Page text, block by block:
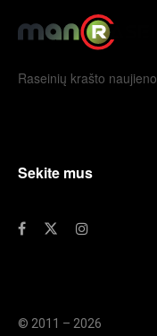
Raseinių krašto
Sekite mus
© 2011 – 2026